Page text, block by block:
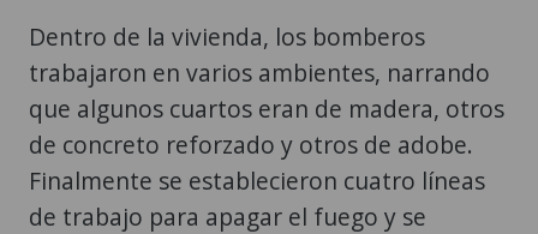
Dentro de la vivienda, los bomberos
trabajaron en varios ambientes, narrando
que algunos cuartos eran de madera, otros
de concreto reforzado y otros de adobe.
Finalmente se establecieron cuatro líneas
de trabajo para apagar el fuego y se